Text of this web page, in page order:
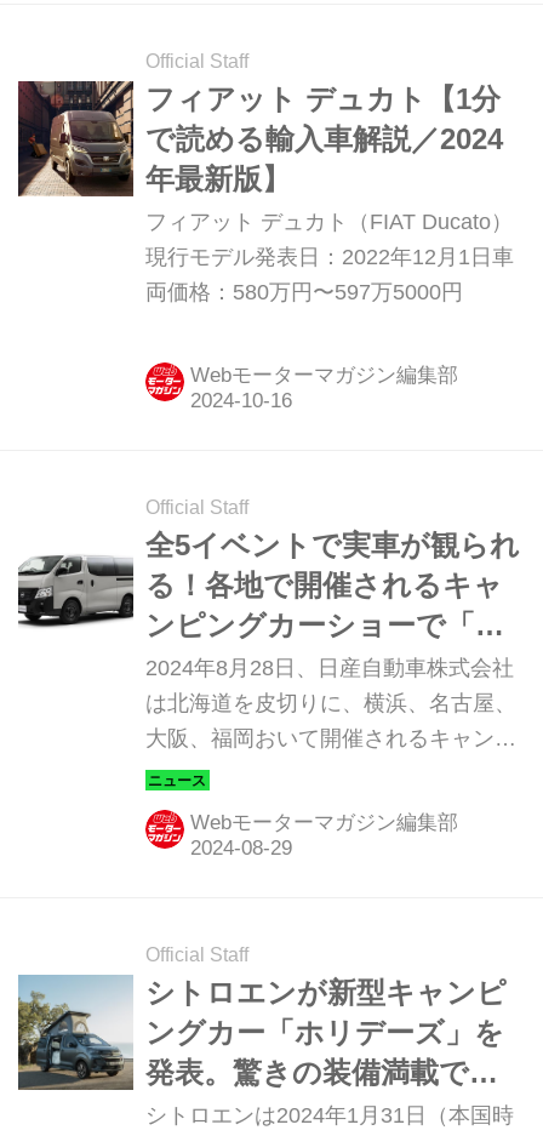
Official Staff
フィアット デュカト【1分
で読める輸入車解説／2024
年最新版】
フィアット デュカト（FIAT Ducato）
現行モデル発表日：2022年12月1日車
両価格：580万円〜597万5000円
Webモーターマガジン編集部
Official Staff
全5イベントで実車が観られ
る！各地で開催されるキャ
ンピングカーショーで「キ
ャラバン MYROOM」をチ
ェックしよう
2024年8月28日、日産自動車株式会社
は北海道を皮切りに、横浜、名古屋、
大阪、福岡おいて開催されるキャンピ
ングカーショーに、「キャラバン」を
ベースとした「キャラバン
MYROOM」を出展することを発表し
Webモーターマガジン編集部
Official Staff
シトロエンが新型キャンピ
ングカー「ホリデーズ」を
発表。驚きの装備満載で日
本導入にも期待!?
シトロエンは2024年1月31日（本国時